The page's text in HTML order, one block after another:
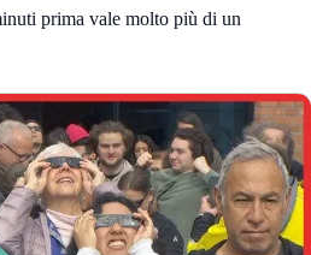
prima vale molto più di un